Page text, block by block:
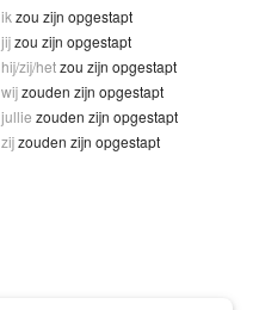
ik zou zijn opgestapt
jijzou zijn opgestapt
hij/zij/hetzou zijn opgestapt
wijzouden zijn opgestapt
jullie zouden zijn opgestapt
zijzouden zijn opgestapt